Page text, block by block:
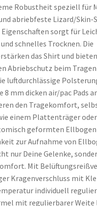
Robustheit speziell für
abriebfeste Lizard/
sorgt für
schnelles Trocknen. Die
das Shirt und bieten
Abriebschutz beim
luftdurchlässige
8 mm dicken air/pac Pads
den Tragekomfort,
einem Plattenträger
geformten
zur Aufnahme von
nur Deine Gelenke,
Mit
Kragenverschluss mit
individuell
mit regulierbarer Weite